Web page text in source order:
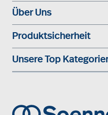
Über Uns
Produktsicherheit
Unsere Top